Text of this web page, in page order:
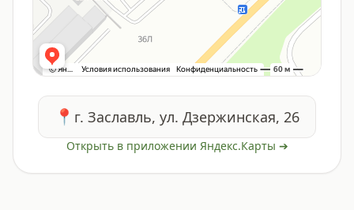
📍 г. Заславль, ул. Дзержинская, 26
Открыть в приложении Яндекс.Карты ➔